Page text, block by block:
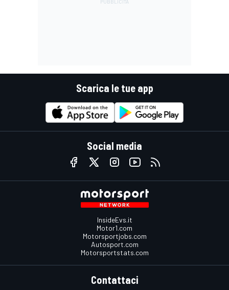
Scarica le tue app
Social media
InsideEvs.it
Motor1.com
Motorsportjobs.com
Autosport.com
Motorsportstats.com
Contattaci